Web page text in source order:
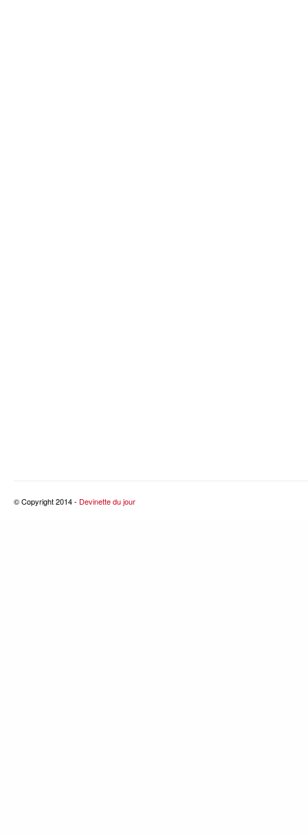
© Copyright 2014 - Devinette du jour